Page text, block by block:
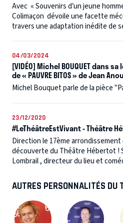
Avec « Souvenirs d’un jeune
Colimaçon dévoile une facette
travers une adaptation inédite de
04/03/2024
[VIDÉO] Michel BOUQUET dans
de « PAUVRE BITOS » de Jean
Michel Bouquet parle de la pièce
23/12/2020
#LeThéâtreEstVivant - Théâtre
Direction le 17ème arrondissement
découverte du Théâtre Hébertot !
Lombrail , directeur du lieu et
AUTRES PERSONNALITÉS DU